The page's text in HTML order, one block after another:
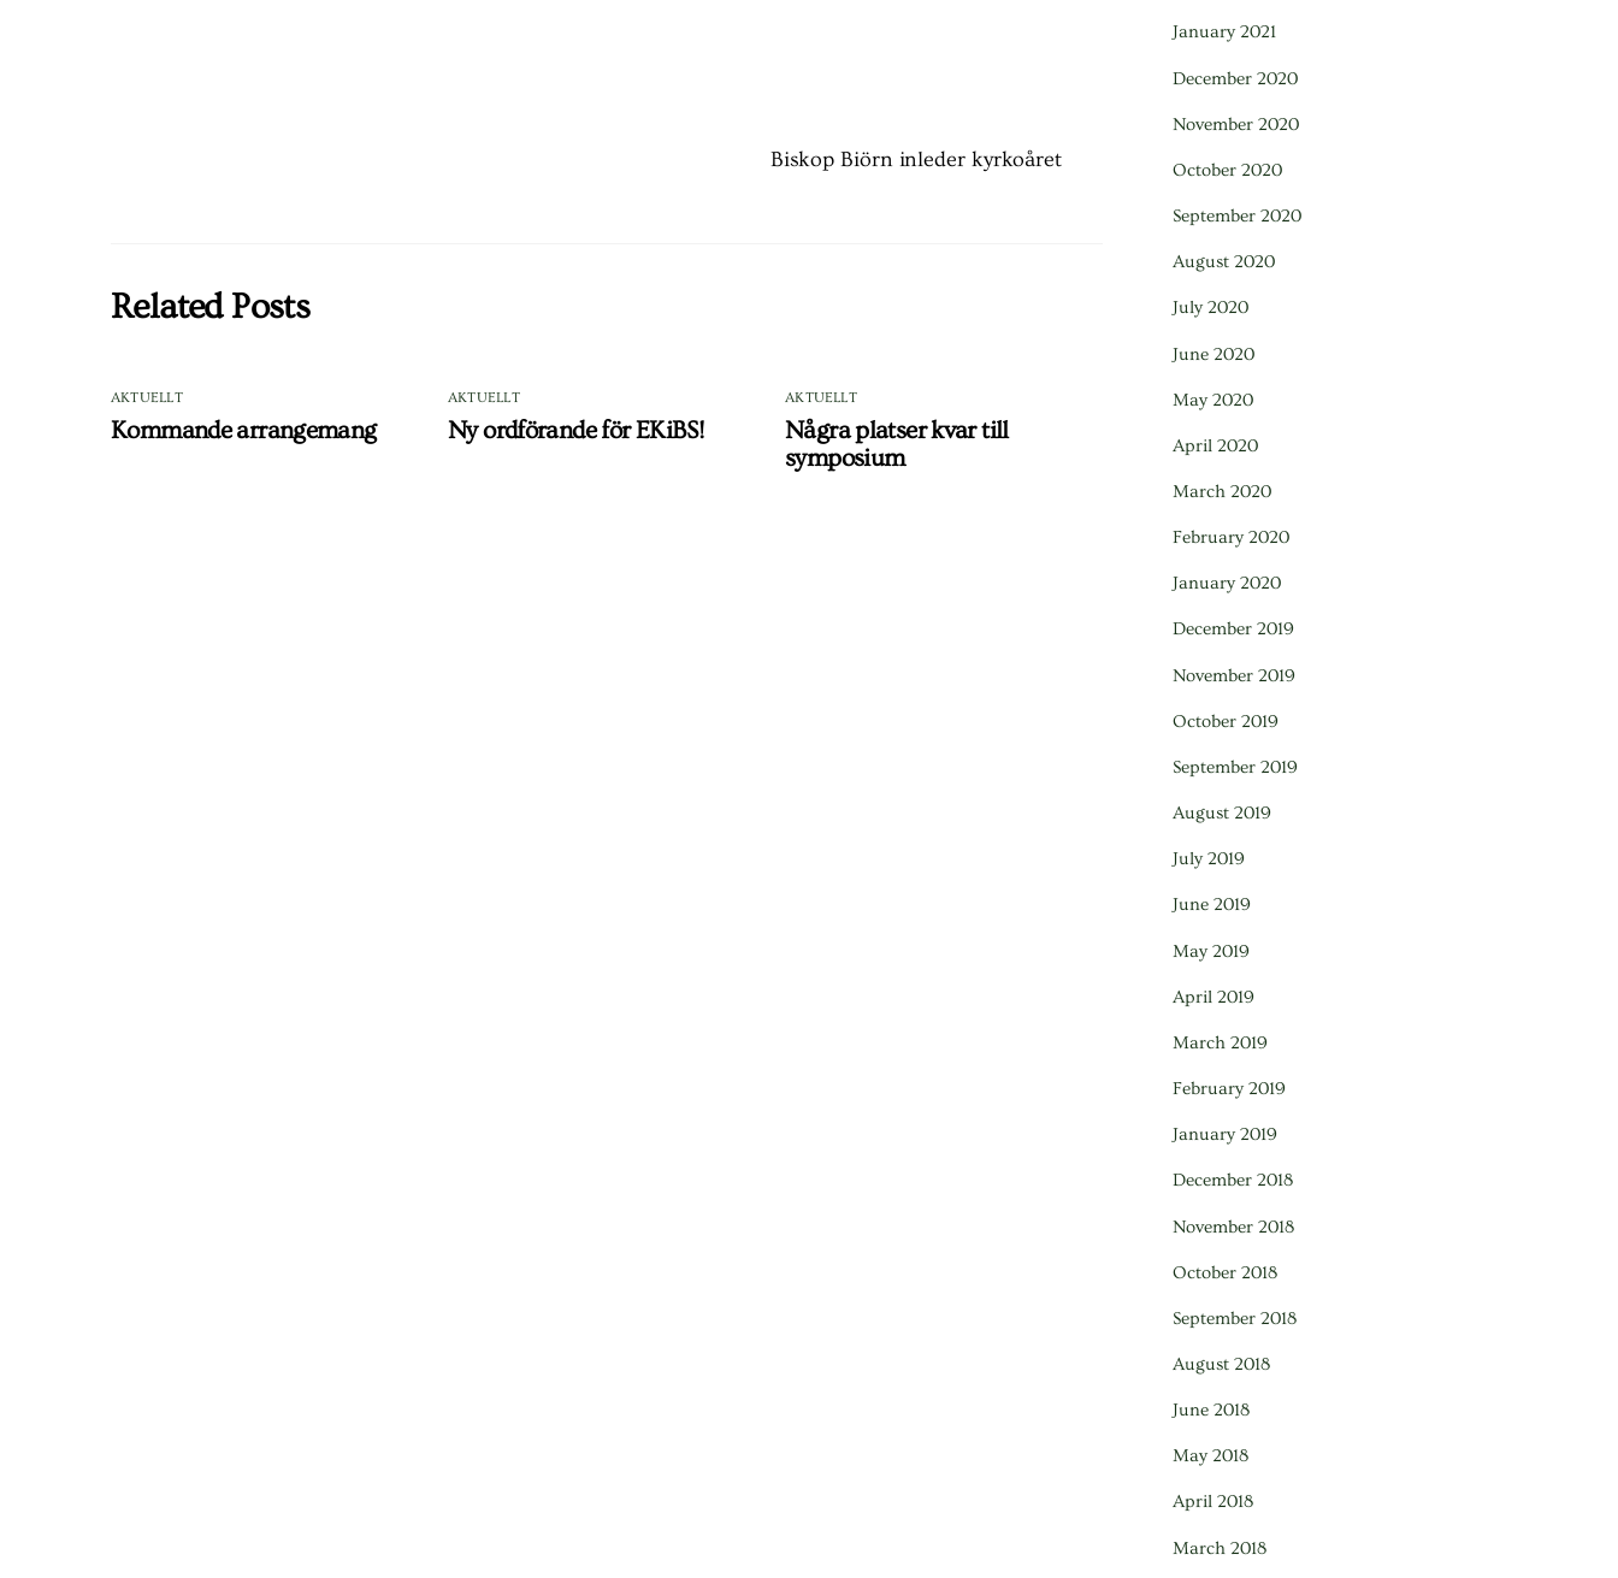
Biskop Biörn inleder kyrkoåret
Related Posts
AKTUELLT
Kommande arrangemang
AKTUELLT
Ny ordförande för EKiBS!
AKTUELLT
Några platser kvar till
symposium
January 2021
December 2020
November 2020
October 2020
September 2020
August 2020
July 2020
June 2020
May 2020
April 2020
March 2020
February 2020
January 2020
December 2019
November 2019
October 2019
September 2019
August 2019
July 2019
June 2019
May 2019
April 2019
March 2019
February 2019
January 2019
December 2018
November 2018
October 2018
September 2018
August 2018
June 2018
May 2018
April 2018
March 2018